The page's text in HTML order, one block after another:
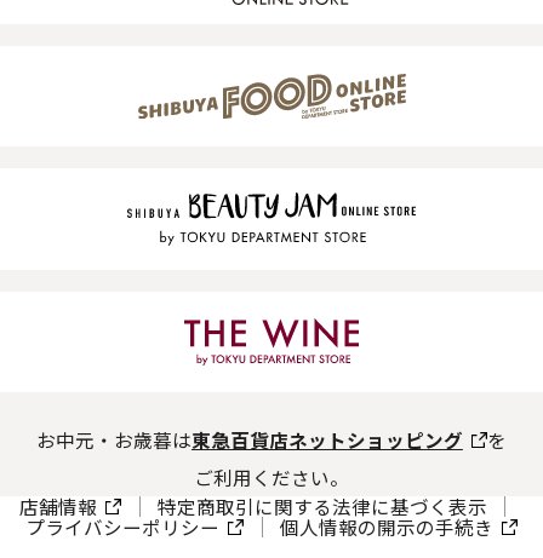
お中元・お歳暮は東急百貨店ネットショッピング
を
ご利用ください。
店舗情報
特定商取引に関する法律に基づく表示
プライバシーポリシー 個人情報の開示の手続き